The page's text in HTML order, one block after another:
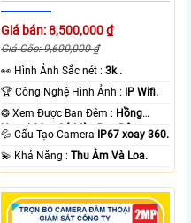
Giá bán: 8,500,000 ₫
Giá Gốc: 9,600,000 ₫
️👀 Hình Ảnh Sắc nét :3k .
🏆 Công Nghệ Hình Ảnh : IP Wifi.
❂ Xem Được Ban Đêm : Hồng
Ngoại 30m Có Màu Ban Ðêm.
💦 Cấu Tạo Camera IP67 xoay 360.
️💫 Khả Năng :Thu Âm Và Loa.